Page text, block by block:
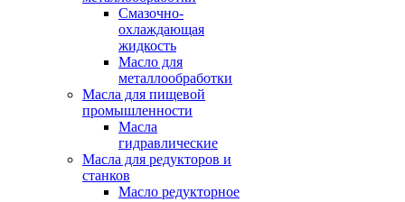
Смазочно-
охлаждающая
жидкость
Масло для
металлообработки
Масла для пищевой
промышленности
Масла
гидравлические
Масла для редукторов и
станков
Масло редукторное